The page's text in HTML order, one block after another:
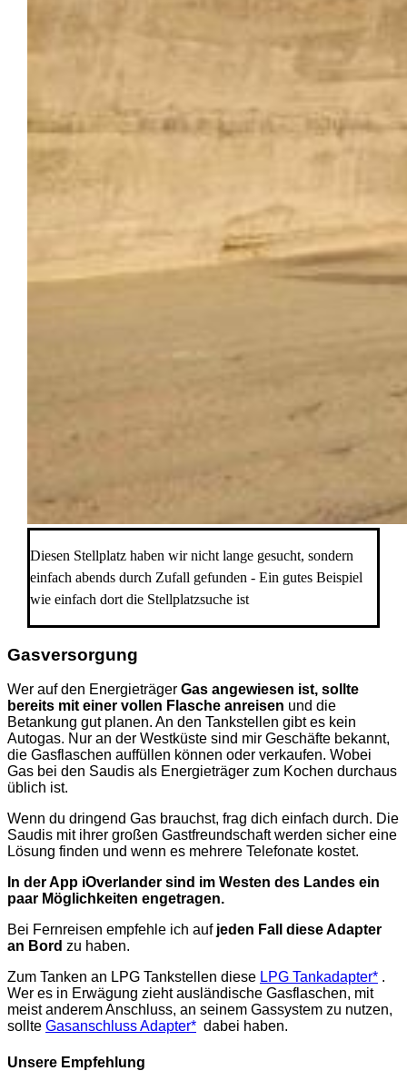
Diesen Stellplatz haben wir nicht lange gesucht, sondern
einfach abends durch Zufall gefunden - Ein gutes Beispiel
wie einfach dort die Stellplatzsuche ist
Gasversorgung
Wer auf den Energieträger Gas angewiesen ist, sollte
bereits mit einer vollen Flasche anreisen und die
Betankung gut planen. An den Tankstellen gibt es kein
Autogas. Nur an der Westküste sind mir Geschäfte bekannt,
die Gasflaschen auffüllen können oder verkaufen. Wobei
Gas bei den Saudis als Energieträger zum Kochen durchaus
üblich ist.
Wenn du dringend Gas brauchst, frag dich einfach durch. Die
Saudis mit ihrer großen Gastfreundschaft werden sicher eine
Lösung finden und wenn es mehrere Telefonate kostet.
In der App iOverlander sind im Westen des Landes ein
paar Möglichkeiten engetragen.
Bei Fernreisen empfehle ich auf jeden Fall diese Adapter
an Bord zu haben.
Zum Tanken an LPG Tankstellen diese LPG Tankadapter* .
Wer es in Erwägung zieht ausländische Gasflaschen, mit
meist anderem Anschluss, an seinem Gassystem zu nutzen,
sollte Gasanschluss Adapter* dabei haben.
Unsere Empfehlung